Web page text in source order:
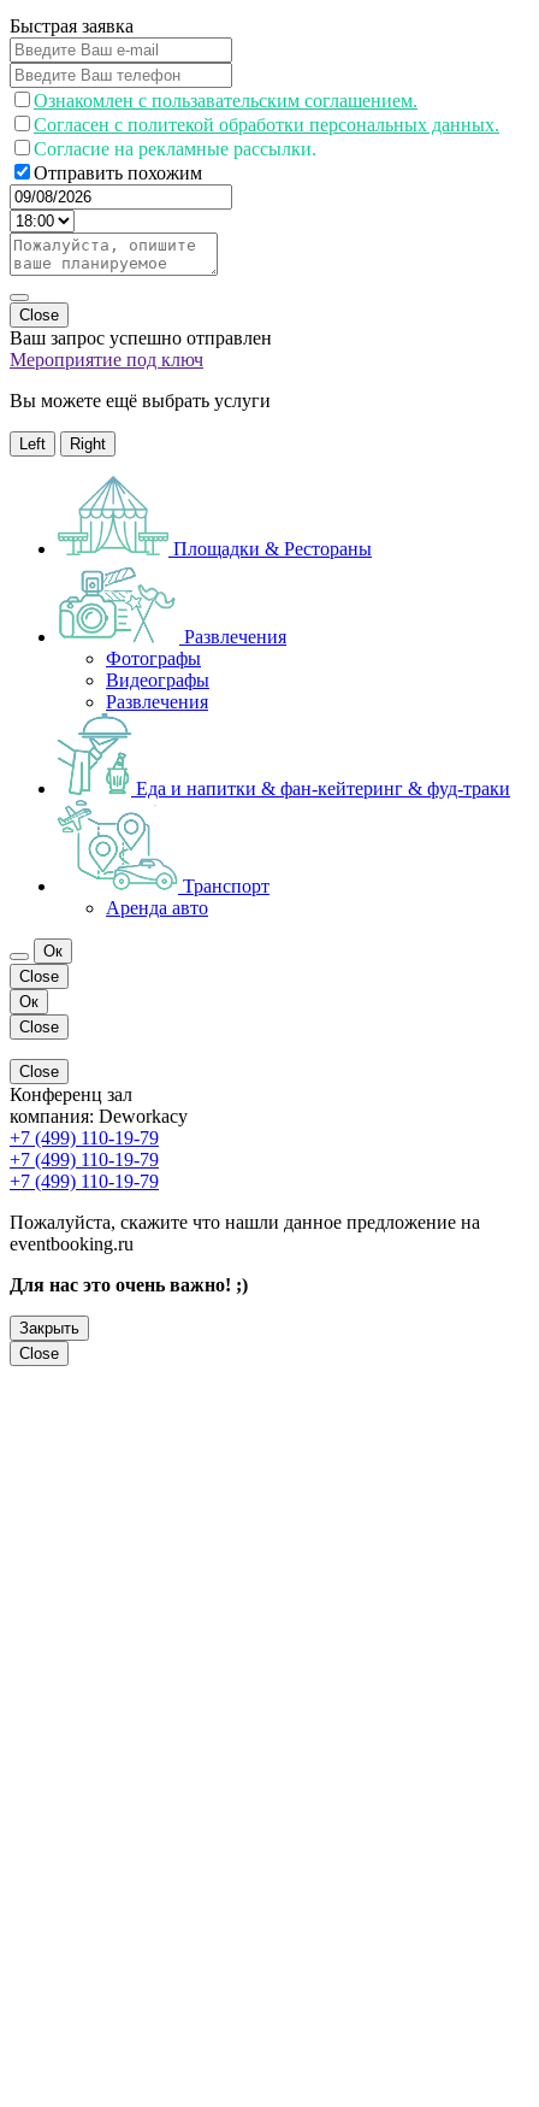
Быстрая заявка
Ознакомлен с пользавательским соглашением.
Согласен с политекой обработки персональных данных.
Согласие на рекламные рассылки.
Отправить похожим
Close
Ваш запрос успешно отправлен
Мероприятие под ключ
Вы можете ещё выбрать услуги
Left Right
Площадки & Рестораны
Развлечения
Фотографы
Видеографы
Развлечения
Еда и напитки & фан-кейтеринг & фуд-траки
Транспорт
Аренда авто
Ок
Close
Ок
Close
Close
Конференц зал
компания: Deworkacy
+7 (499) 110-19-79
+7 (499) 110-19-79
+7 (499) 110-19-79
Пожалуйста, скажите что нашли данное предложение на
eventbooking.ru
Для нас это очень важно! ;)
Закрыть
Close